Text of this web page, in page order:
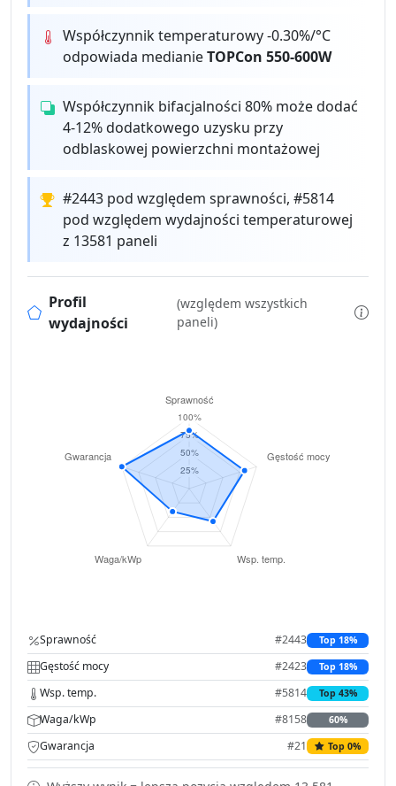
Współczynnik temperaturowy -0.30%/°C
odpowiada medianieTOPCon 550-600W
Współczynnik bifacjalności 80% może dodać
4-12% dodatkowego uzysku przy
odblaskowej powierzchni montażowej
#2443 pod względem sprawności, #5814
pod względem wydajności temperaturowej
z 13581 paneli
Profil
wydajności
(względem wszystkich
paneli)
Sprawność #2443 Top 18%
Gęstość mocy #2423 Top 18%
Wsp. temp. #5814 Top 43%
Waga/kWp #8158 60%
Gwarancja #21 Top 0%